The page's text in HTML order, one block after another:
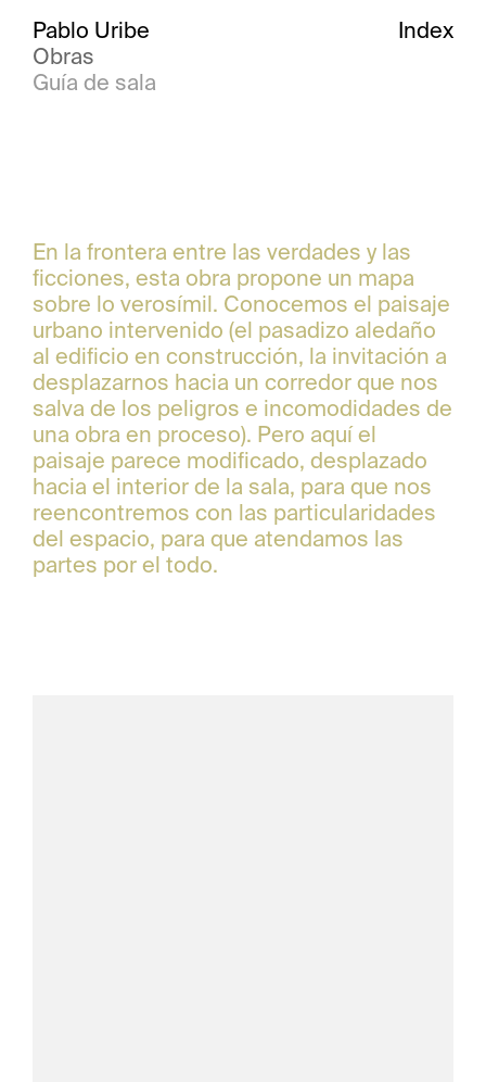
Pablo Uribe
Obras
Guía de sala
Index
En la frontera entre las verdades y las
ficciones, esta obra propone un mapa
sobre lo verosímil. Conocemos el paisaje
urbano intervenido (el pasadizo aledaño
al edificio en construcción, la invitación a
desplazarnos hacia un corredor que nos
salva de los peligros e incomodidades de
una obra en proceso). Pero aquí el
paisaje parece modificado, desplazado
hacia el interior de la sala, para que nos
reencontremos con las particularidades
del espacio, para que atendamos las
partes por el todo.